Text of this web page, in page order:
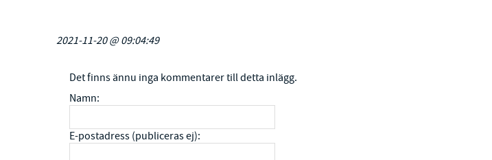
2021-11-20 @ 09:04:49
Det finns ännu inga kommentarer till detta inlägg.
Namn:
E-postadress (publiceras ej):